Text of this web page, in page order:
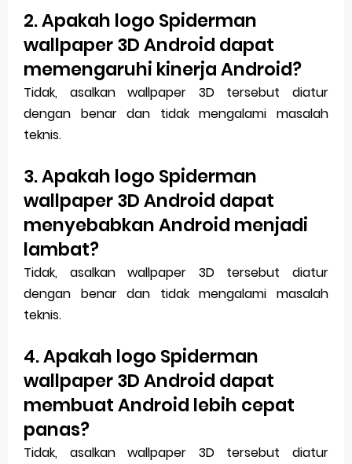
2. Apakah logo Spiderman
wallpaper 3D Android dapat
memengaruhi kinerja Android?
Tidak, asalkan wallpaper 3D tersebut diatur
dengan benar dan tidak mengalami masalah
teknis.
3. Apakah logo Spiderman
wallpaper 3D Android dapat
menyebabkan Android menjadi
lambat?
Tidak, asalkan wallpaper 3D tersebut diatur
dengan benar dan tidak mengalami masalah
teknis.
4. Apakah logo Spiderman
wallpaper 3D Android dapat
membuat Android lebih cepat
panas?
Tidak, asalkan wallpaper 3D tersebut diatur